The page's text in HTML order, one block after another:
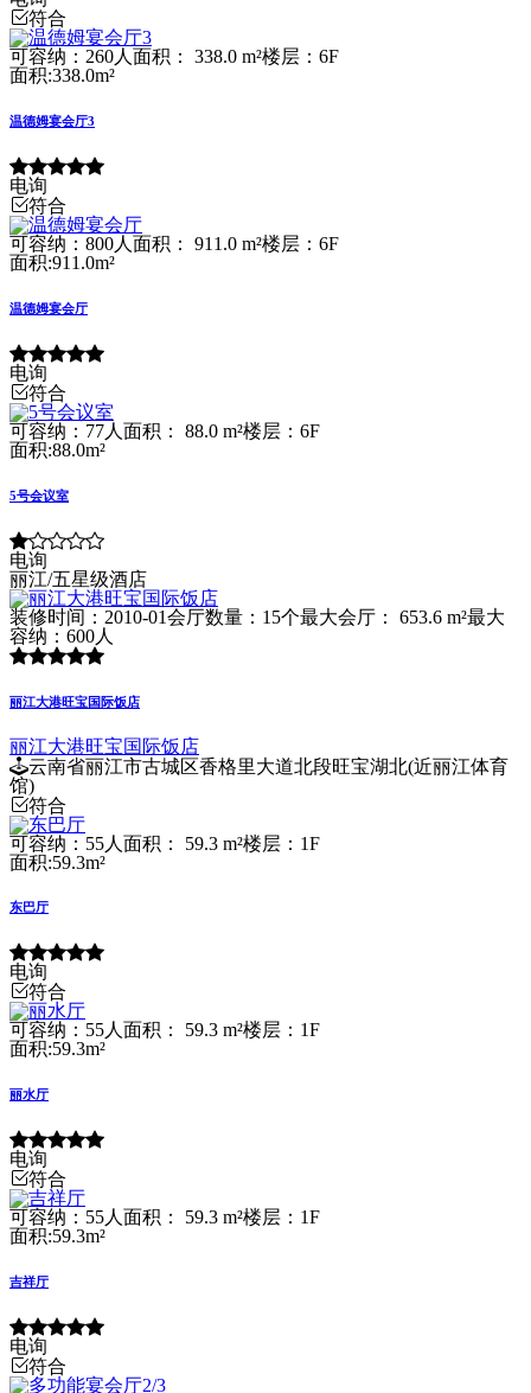
符合
可容纳：260人 面积： 338.0 m²楼层：6F
面积:338.0m²
温德姆宴会厅3
电询
符合
可容纳：800人 面积： 911.0 m²楼层：6F
面积:911.0m²
温德姆宴会厅
电询
符合
可容纳：77人 面积： 88.0 m²楼层：6F
面积:88.0m²
5号会议室
电询
丽江/五星级酒店
装修时间：2010-01会厅数量：15个最大会厅： 653.6 m²最大
容纳：600人
丽江大港旺宝国际饭店
丽江大港旺宝国际饭店
云南省丽江市古城区香格里大道北段旺宝湖北(近丽江体育
馆)
符合
可容纳：55人 面积： 59.3 m²楼层：1F
面积:59.3m²
东巴厅
电询
符合
可容纳：55人面积： 59.3 m²楼层：1F
面积:59.3m²
丽水厅
电询
符合
可容纳：55人 面积： 59.3 m²楼层：1F
面积:59.3m²
吉祥厅
电询
符合